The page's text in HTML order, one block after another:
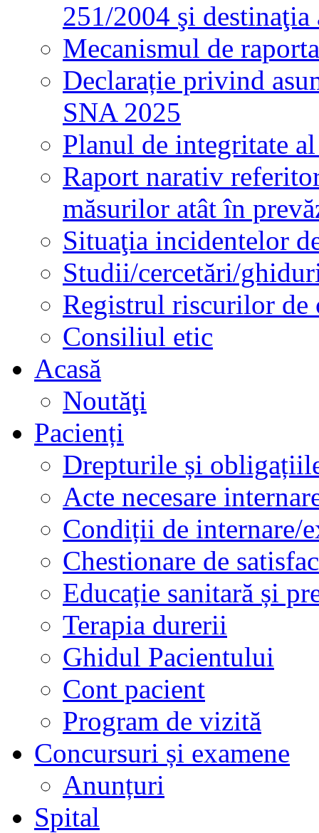
251/2004 şi destinaţia
Mecanismul de
Declarație privind
SNA 2025
Planul de integritate
Raport narativ
măsurilor atât în
Situaţia incidentelor
Studii/cercetări/
Registrul riscurilor de
Consiliul etic
Acasă
Noutăţi
Pacienți
Drepturile și
Acte necesare
Condiții de internare/
Chestionare de
Educație sanitară și
Terapia durerii
Ghidul Pacientului
Cont pacient
Program de vizită
Concursuri și examene
Anunțuri
Spital